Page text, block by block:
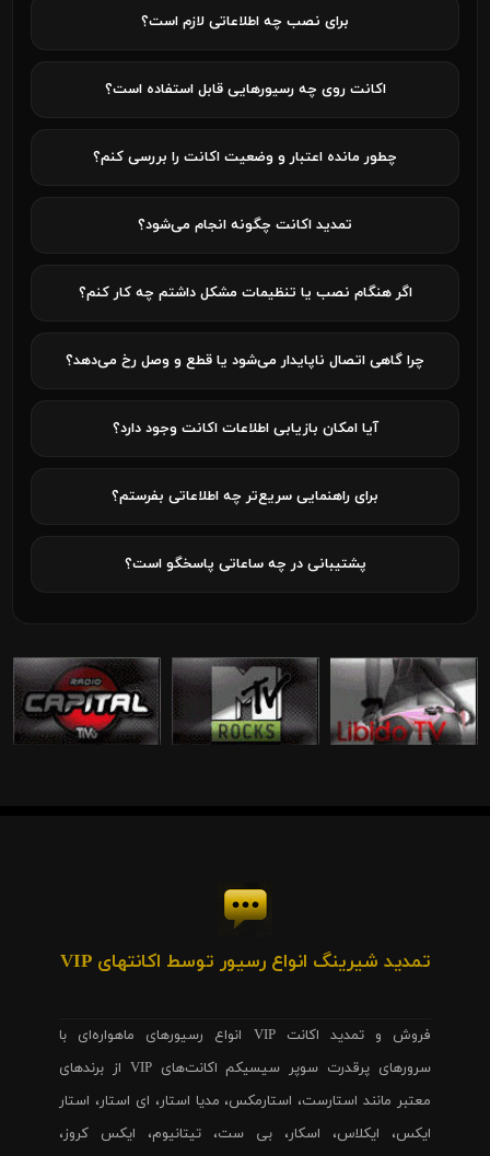
برای نصب چه اطلاعاتی لازم است؟
اکانت روی چه رسیورهایی قابل استفاده است؟
چطور مانده اعتبار و وضعیت اکانت را بررسی کنم؟
تمدید اکانت چگونه انجام می‌شود؟
اگر هنگام نصب یا تنظیمات مشکل داشتم چه کار کنم؟
چرا گاهی اتصال ناپایدار می‌شود یا قطع و وصل رخ می‌دهد؟
آیا امکان بازیابی اطلاعات اکانت وجود دارد؟
برای راهنمایی سریع‌تر چه اطلاعاتی بفرستم؟
پشتیبانی در چه ساعاتی پاسخگو است؟
تمدید شیرینگ انواع رسیور توسط اکانتهای VIP
فروش و تمدید اکانت VIP انواع رسیورهای ماهواره‌ای با
سرورهای پرقدرت سوپر سیسیکم اکانت‌های VIP از برندهای
معتبر مانند استارست، استارمکس، مدیا استار، ای استار، استار
ایکس، ایکلاس، اسکار، بی ست، تیتانیوم، ایکس کروز،